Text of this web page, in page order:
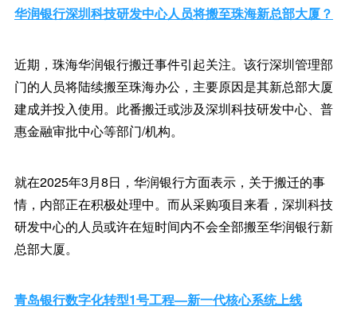
华润银行深圳科技研发中心人员将搬至珠海新总部大厦？
近期，珠海华润银行搬迁事件引起关注。该行深圳管理部
门的人员将陆续搬至珠海办公，主要原因是其新总部大厦
建成并投入使用。此番搬迁或涉及深圳科技研发中心、普
惠金融审批中心等部门/机构。
就在2025年3月8日，华润银行方面表示，关于搬迁的事
情，内部正在积极处理中。而从采购项目来看，深圳科技
研发中心的人员或许在短时间内不会全部搬至华润银行新
总部大厦。
青岛银行数字化转型1号工程—新一代核心系统上线